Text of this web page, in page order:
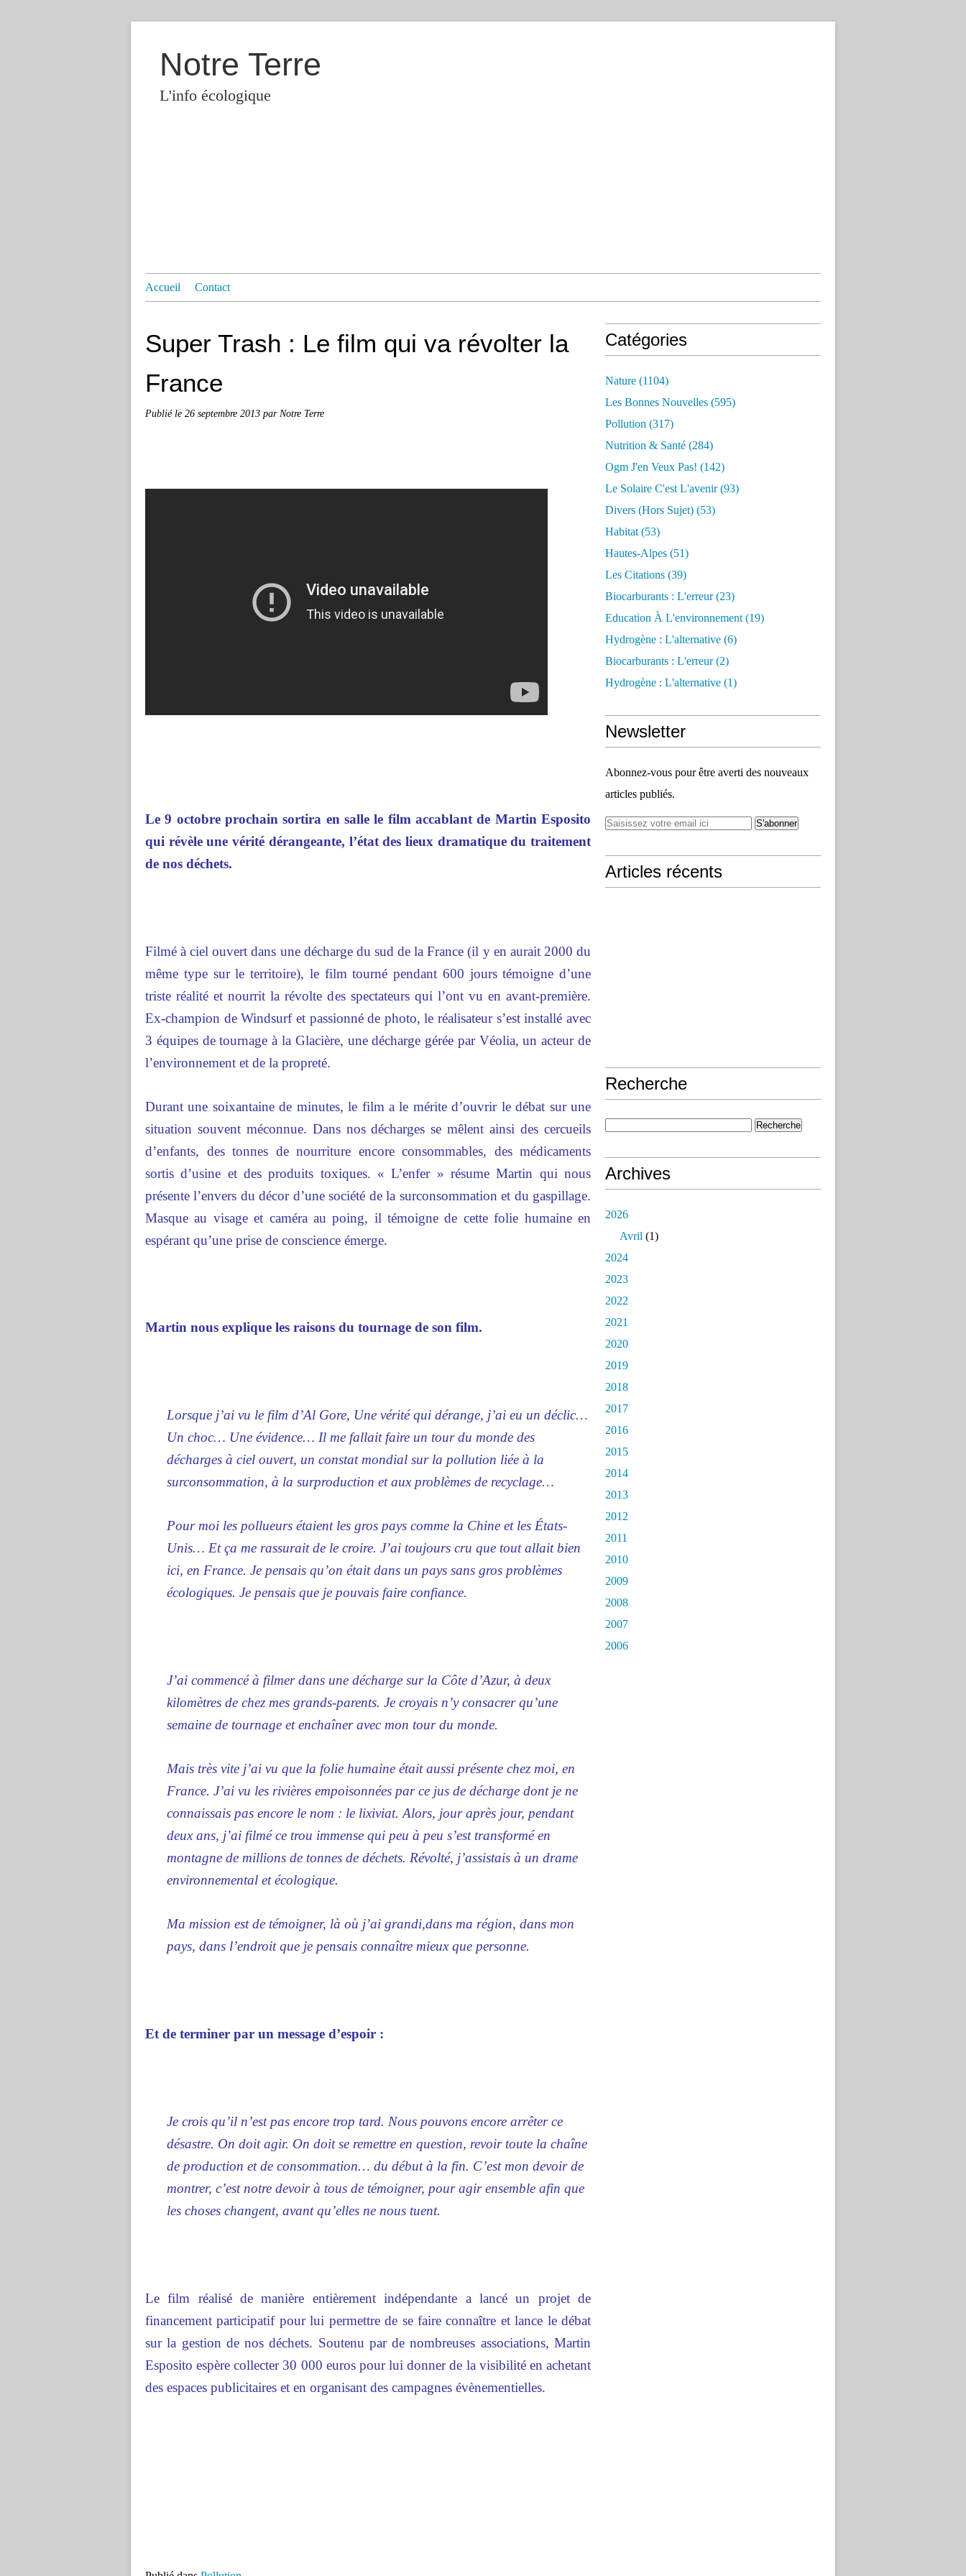
Notre Terre
L'info écologique
Accueil Contact
Super Trash : Le film qui va révolter la
France
Publié le 26 septembre 2013 par Notre Terre
Le 9 octobre prochain sortira en salle le film accablant de Martin Esposito
qui révèle une vérité dérangeante, l’état des lieux dramatique du traitement
de nos déchets.
Filmé à ciel ouvert dans une décharge du sud de la France (il y en aurait 2000 du
même type sur le territoire), le film tourné pendant 600 jours témoigne d’une
triste réalité et nourrit la révolte des spectateurs qui l’ont vu en avant-première.
Ex-champion de Windsurf et passionné de photo, le réalisateur s’est installé avec
3 équipes de tournage à la Glacière, une décharge gérée par Véolia, un acteur de
l’environnement et de la propreté.
Durant une soixantaine de minutes, le film a le mérite d’ouvrir le débat sur une
situation souvent méconnue. Dans nos décharges se mêlent ainsi des cercueils
d’enfants, des tonnes de nourriture encore consommables, des médicaments
sortis d’usine et des produits toxiques. « L’enfer » résume Martin qui nous
présente l’envers du décor d’une société de la surconsommation et du gaspillage.
Masque au visage et caméra au poing, il témoigne de cette folie humaine en
espérant qu’une prise de conscience émerge.
Martin nous explique les raisons du tournage de son film.
Lorsque j’ai vu le film d’Al Gore, Une vérité qui dérange, j’ai eu un déclic…
Un choc… Une évidence… Il me fallait faire un tour du monde des
décharges à ciel ouvert, un constat mondial sur la pollution liée à la
surconsommation, à la surproduction et aux problèmes de recyclage…
Pour moi les pollueurs étaient les gros pays comme la Chine et les États-
Unis… Et ça me rassurait de le croire. J’ai toujours cru que tout allait bien
ici, en France. Je pensais qu’on était dans un pays sans gros problèmes
écologiques. Je pensais que je pouvais faire confiance.
J’ai commencé à filmer dans une décharge sur la Côte d’Azur, à deux
kilomètres de chez mes grands-parents. Je croyais n’y consacrer qu’une
semaine de tournage et enchaîner avec mon tour du monde.
Mais très vite j’ai vu que la folie humaine était aussi présente chez moi, en
France. J’ai vu les rivières empoisonnées par ce jus de décharge dont je ne
connaissais pas encore le nom : le lixiviat. Alors, jour après jour, pendant
deux ans, j’ai filmé ce trou immense qui peu à peu s’est transformé en
montagne de millions de tonnes de déchets. Révolté, j’assistais à un drame
environnemental et écologique.
Ma mission est de témoigner, là où j’ai grandi,dans ma région, dans mon
pays, dans l’endroit que je pensais connaître mieux que personne.
Et de terminer par un message d’espoir :
Je crois qu’il n’est pas encore trop tard. Nous pouvons encore arrêter ce
désastre. On doit agir. On doit se remettre en question, revoir toute la chaîne
de production et de consommation… du début à la fin. C’est mon devoir de
montrer, c’est notre devoir à tous de témoigner, pour agir ensemble afin que
les choses changent, avant qu’elles ne nous tuent.
Le film réalisé de manière entièrement indépendante a lancé un projet de
financement participatif pour lui permettre de se faire connaître et lance le débat
sur la gestion de nos déchets. Soutenu par de nombreuses associations, Martin
Esposito espère collecter 30 000 euros pour lui donner de la visibilité en achetant
des espaces publicitaires et en organisant des campagnes évènementielles.
Catégories
Nature (1104)
Les Bonnes Nouvelles (595)
Pollution (317)
Nutrition & Santé (284)
Ogm J'en Veux Pas! (142)
Le Solaire C'est L'avenir(93)
Divers (hors Sujet) (53)
Habitat (53)
Hautes-Alpes (51)
Les Citations (39)
Biocarburants : L'erreur(23)
Education À L'environnement (19)
Hydrogène : L'alternative (6)
Biocarburants : L'erreur(2)
Hydrogène : L'alternative (1)
Newsletter
Abonnez-vous pour être averti des nouveaux
articles publiés.
Articles récents
Recherche
Archives
2026
Avril (1)
2024
2023
2022
2021
2020
2019
2018
2017
2016
2015
2014
2013
2012
2011
2010
2009
2008
2007
2006